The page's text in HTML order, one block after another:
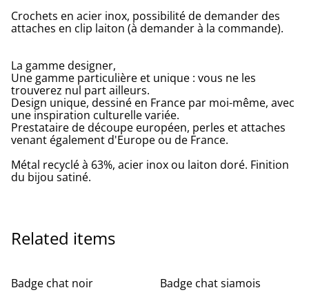
Crochets en acier inox, possibilité de demander des
attaches en clip laiton (à demander à la commande).
La gamme designer,
Une gamme particulière et unique : vous ne les
trouverez nul part ailleurs.
Design unique, dessiné en France par moi-même, avec
une inspiration culturelle variée.
Prestataire de découpe européen, perles et attaches
venant également d'Europe ou de France.
Métal recyclé à 63%, acier inox ou laiton doré. Finition
du bijou satiné.
Related items
Badge chat noir
Badge chat siamois